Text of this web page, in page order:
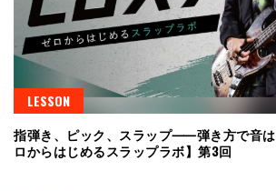
LESSON
指弾き、ピック、スラップ⸺弾き方で音は
ロからはじめるスラップラボ】第3回